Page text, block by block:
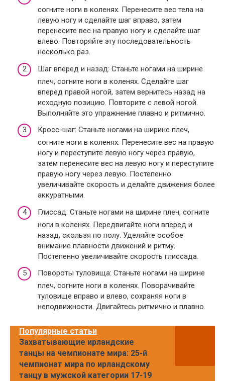
согните ноги в коленях. Перенесите вес тела на
левую ногу и сделайте шаг вправо, затем
перенесите вес на правую ногу и сделайте шаг
влево. Повторяйте эту последовательность
несколько раз.
Шаг вперед и назад: Станьте ногами на ширине
плеч, согните ноги в коленях. Сделайте шаг
вперед правой ногой, затем вернитесь назад на
исходную позицию. Повторите с левой ногой.
Выполняйте это упражнение плавно и ритмично.
Кросс-шаг: Станьте ногами на ширине плеч,
согните ноги в коленях. Перенесите вес на правую
ногу и переступите левую ногу через правую,
затем перенесите вес на левую ногу и переступите
правую ногу через левую. Постепенно
увеличивайте скорость и делайте движения более
аккуратными.
Глиссад: Станьте ногами на ширине плеч, согните
ноги в коленях. Передвигайте ноги вперед и
назад, скользя по полу. Уделяйте особое
внимание плавности движений и ритму.
Постепенно увеличивайте скорость глиссада.
Повороты туловища: Станьте ногами на ширине
плеч, согните ноги в коленях. Поворачивайте
туловище вправо и влево, сохраняя ноги в
неподвижности. Двигайтесь ритмично и плавно.
Популярные статьи
Захватывающие ирландские
танцы на чемпионате мира: 25-й
чемпионат мира по ирландскому
танцу в мужской категории 17-19